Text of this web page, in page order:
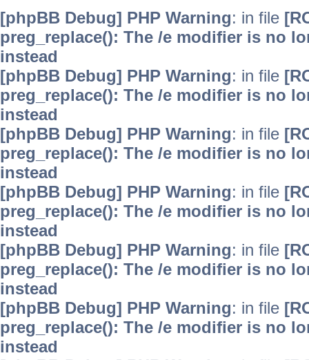
[phpBB Debug] PHP Warning: in file
preg_replace(): The /e modifier is no
instead
[phpBB Debug] PHP Warning: in file
preg_replace(): The /e modifier is no
instead
[phpBB Debug] PHP Warning: in file
preg_replace(): The /e modifier is no
instead
[phpBB Debug] PHP Warning: in file
preg_replace(): The /e modifier is no
instead
[phpBB Debug] PHP Warning: in file
preg_replace(): The /e modifier is no
instead
[phpBB Debug] PHP Warning: in file
preg_replace(): The /e modifier is no
instead